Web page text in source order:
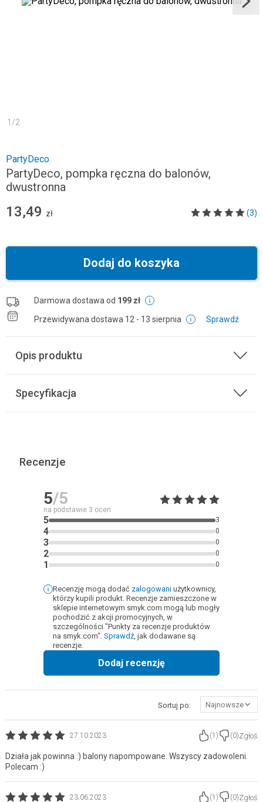
1 /2
PartyDeco
PartyDeco, pompka ręczna do balonów,
dwustronna
13,49 zł (3)
Dodaj do koszyka
Darmowa dostawa od 199 zł
Przewidywana dostawa 12 - 13 sierpnia Sprawdź
Opis produktu
Specyfikacja
Recenzje
5/5
na podstawie 3 ocen
5 3
4 0
3 0
2 0
1 0
Recenzję mogą dodać zalogowani użytkownicy,
którzy kupili produkt. Recenzje zamieszczone w
sklepie internetowym smyk.com mogą lub mogły
pochodzić z akcji promocyjnych, w
szczególności "Punkty za recenzje produktów
na smyk.com". Sprawdź, jak dodawane są
recenzje.
Dodaj recenzję
Sortuj po: Najnowsze
27.10.2023 (1 ) (0)Zgłoś
Działa jak powinna :) balony napompowane. Wszyscy zadowoleni.
Polecam :)
23.06.2023 (1 ) (0)Zgłoś